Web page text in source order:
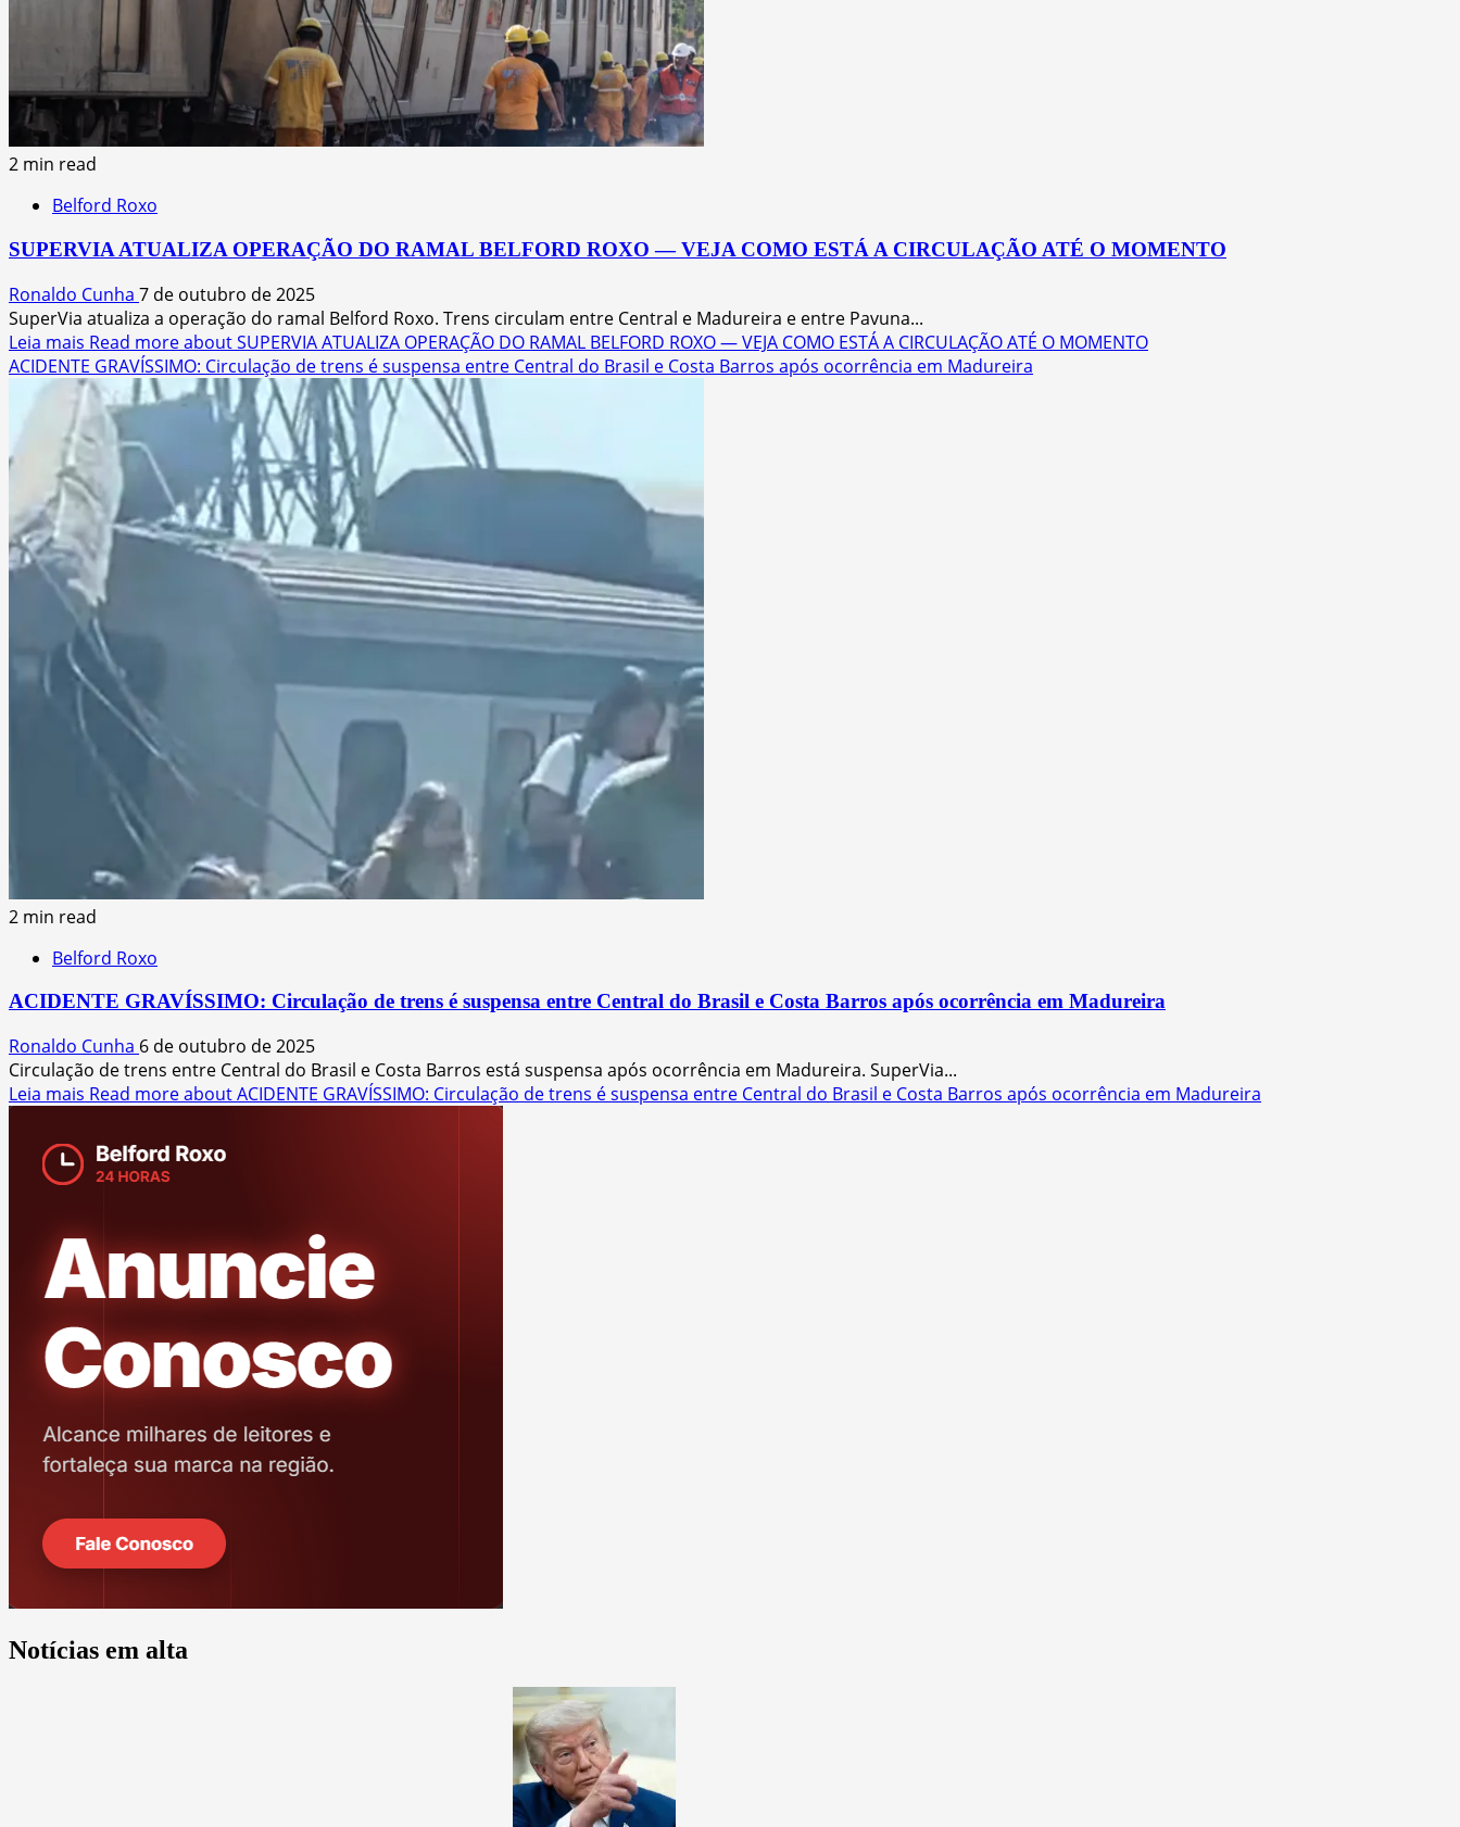
2 min read
Belford Roxo
SUPERVIA ATUALIZA OPERAÇÃO DO RAMAL BELFORD ROXO — VEJA COMO ESTÁ A CIRCULAÇÃO ATÉ O MOMENTO
Ronaldo Cunha 7 de outubro de 2025
SuperVia atualiza a operação do ramal Belford Roxo. Trens circulam entre Central e Madureira e entre Pavuna...
Leia mais Read more about SUPERVIA ATUALIZA OPERAÇÃO DO RAMAL BELFORD ROXO — VEJA COMO ESTÁ A CIRCULAÇÃO ATÉ O MOMENTO
ACIDENTE GRAVÍSSIMO: Circulação de trens é suspensa entre Central do Brasil e Costa Barros após ocorrência em Madureira
2 min read
Belford Roxo
ACIDENTE GRAVÍSSIMO: Circulação de trens é suspensa entre Central do Brasil e Costa Barros após ocorrência em Madureira
Ronaldo Cunha 6 de outubro de 2025
Circulação de trens entre Central do Brasil e Costa Barros está suspensa após ocorrência em Madureira. SuperVia...
Leia mais Read more about ACIDENTE GRAVÍSSIMO: Circulação de trens é suspensa entre Central do Brasil e Costa Barros após ocorrência em Madureira
Notícias em alta